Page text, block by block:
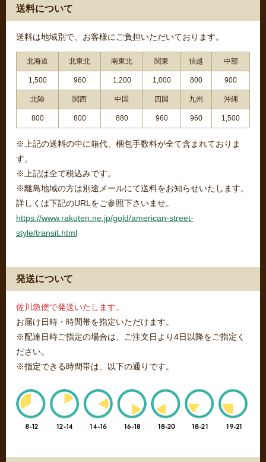
送料について
送料は地域別で、お客様にご負担いただいております。
北海道 北東北 南東北 関東 信越 中部
1,500 960 1,200 1,000 800 900
北陸 関西 中国 四国 九州 沖縄
800 800 880 960 960 1,500
※上記の送料の中に箱代、梱包手数料が全て含まれておりま
す。
※上記は全て税込みです。
※離島地域の方は別途メールにて送料をお知らせいたします。
詳しくは下記のURLをご参照下さいませ。
https://www.rakuten.ne.jp/gold/american-street-
style/transit.html
発送について
佐川急便で発送いたします。
お届け日時・時間帯を指定いただけます。
※配達日時ご指定の場合は、ご注文日より4日以降をご指定く
ださい。
※指定できる時間帯は、以下の通りです。